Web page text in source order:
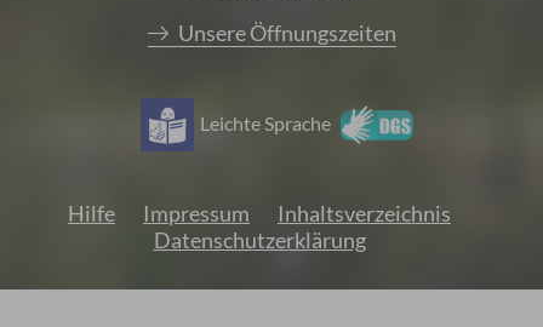
Unsere Öffnungszeiten
Leichte Sprache
Hilfe Impressum
Inhaltsverzeichnis
Datenschutzerklärung